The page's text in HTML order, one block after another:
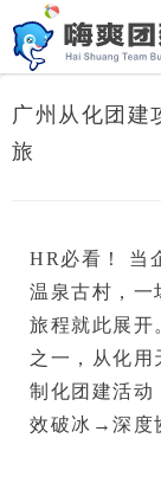
广州从化团建
旅
HR必看！
当
温泉古村，一
旅程就此展开
之一，从化用
制化团建活动
效破冰→深度